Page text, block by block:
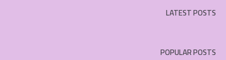
LATEST POSTS
POPULAR POSTS